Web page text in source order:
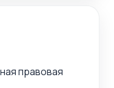
правовая